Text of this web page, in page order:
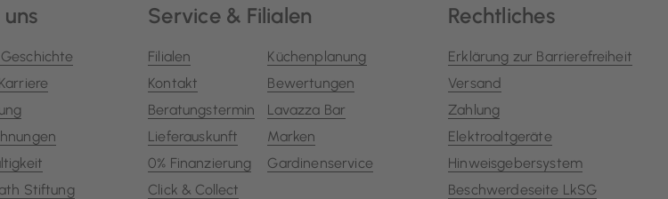
Stiftung
Service & Filialen
Filialen
Kontakt
Beratungstermin
Lieferauskunft
0% Finanzierung
Click & Collect
Küchenplanung
Bewertungen
Lavazza Bar
Marken
Gardinenservice
Rechtliches
Erklärung zur Barrierefreiheit
Versand
Zahlung
Elektroaltgeräte
Hinweisgebersystem
Beschwerdeseite LkSG